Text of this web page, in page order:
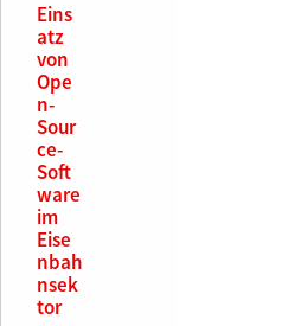
Eins
atz
von
Ope
n-
Sour
ce-
Soft
ware
im
Eise
nbah
nsek
tor